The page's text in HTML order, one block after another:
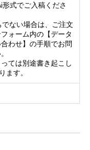
式でご入稿くださ
ない場合は、ご注文
ォーム内の【データ
わせ】の手順でお問
ては別途書き起こし
ます。